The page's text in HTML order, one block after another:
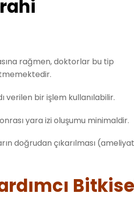
rağmen, doktorlar bu tip
verilen bir işlem kullanılabilir.
yara izi oluşumu minimaldir.
doğrudan çıkarılması